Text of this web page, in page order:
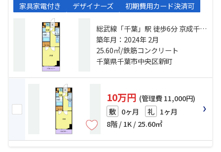
家具家電付き デザイナーズ 初期費用カード決済可
総武線「千葉」駅 徒歩6分 京成千葉
線「新千葉」駅 徒歩6分 京成千葉線
「京成千葉」駅 徒歩7分
築年月：2024年 2月
25.60㎡/鉄筋コンクリート
千葉県千葉市中央区新町
10万円 (管理費 11,000円)
敷 0ヶ月 礼 1ヶ月
8階 / 1K / 25.60㎡